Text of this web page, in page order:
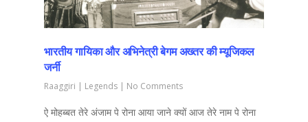
भारतीय गायिका और अभिनेत्री बेगम अख्तर की म्यूजिकल
जर्नी
Raaggiri | Legends | No Comments
ऐ मोहब्बत तेरे अंजाम पे रोना आया जाने क्यों आज तेरे नाम पे रोना